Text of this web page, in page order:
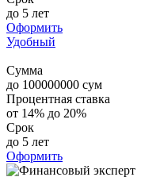
до 5 лет
Оформить
Удобный
Сумма
до 100000000 сум
Процентная ставка
от 14% до 20%
Срок
до 5 лет
Оформить